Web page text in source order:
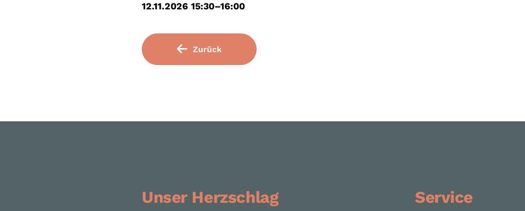
12.11.2026 15:30–16:00
Zurück
Unser Herzschlag Service